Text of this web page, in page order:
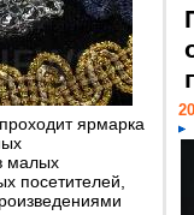
ярмарка
малых
посетителей,